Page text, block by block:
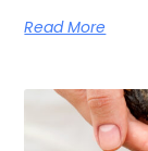
Read More